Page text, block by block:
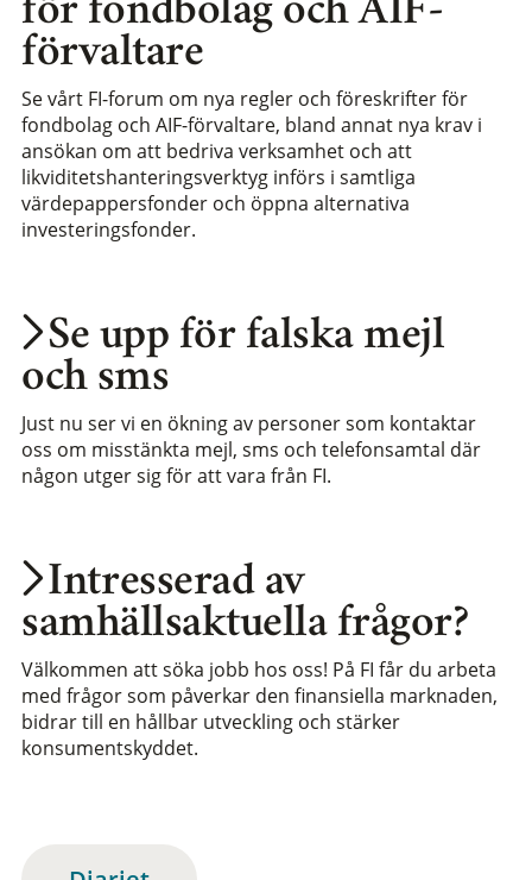
Intresserad av
samhällsaktuella frågor?
Välkommen att söka jobb hos oss! På FI får du arbeta
med frågor som påverkar den finansiella marknaden,
bidrar till en hållbar utveckling och stärker
konsumentskyddet.
Se upp för falska mejl
och sms
Just nu ser vi en ökning av personer som kontaktar
oss om misstänkta mejl, sms och telefonsamtal där
någon utger sig för att vara från FI.
för fondbolag och AIF-
förvaltare
Se vårt FI-forum om nya regler och föreskrifter för
fondbolag och AIF-förvaltare, bland annat nya krav i
ansökan om att bedriva verksamhet och att
likviditetshanteringsverktyg införs i samtliga
värdepappersfonder och öppna alternativa
investeringsfonder.